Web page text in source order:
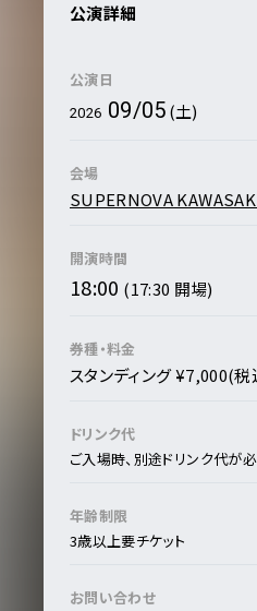
公演詳細
公演日
2026 09/05(土)
会場
SUPERNOVA
開演時間
18:00 (17:30 開場)
券種・料金
スタンディング ¥7,000(税
ドリンク代
ご入場時、別途ドリンク代が
年齢制限
3歳以上要チケット
お問い合わせ